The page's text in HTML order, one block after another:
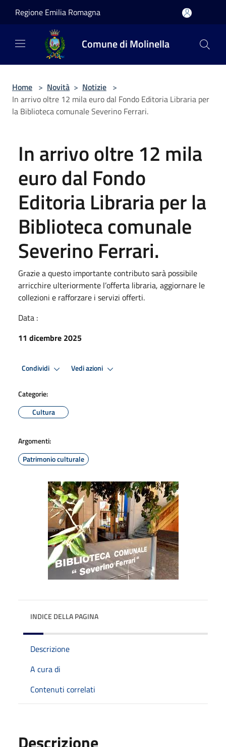
Regione Emilia Romagna
Comune di Molinella
Home > Novità > Notizie >
In arrivo oltre 12 mila euro dal Fondo Editoria Libraria per
la Biblioteca comunale Severino Ferrari.
In arrivo oltre 12 mila
euro dal Fondo
Editoria Libraria per la
Biblioteca comunale
Severino Ferrari.
Grazie a questo importante contributo sarà possibile
arricchire ulteriormente l’offerta libraria, aggiornare le
collezioni e rafforzare i servizi offerti.
Data :
11 dicembre 2025
Condividi Vedi azioni
Categorie:
Cultura
Argomenti:
Patrimonio culturale
INDICE DELLA PAGINA
Descrizione
A cura di
Contenuti correlati